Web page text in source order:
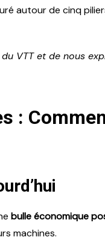
autour de cinq
VTT et de nous
:
bulle économique
machines.